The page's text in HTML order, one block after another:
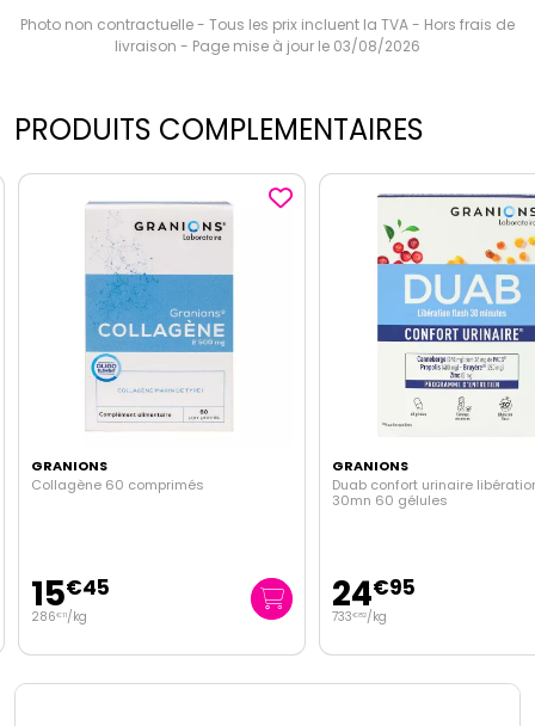
Photo non contractuelle - Tous les prix incluent la TVA - Hors frais de
livraison - Page mise à jour le 03/08/2026
PRODUITS COMPLEMENTAIRES
GRANIONS
Collagène 60 comprimés
15€45
286€ 11/kg
GRANIONS
Duab confort urinaire
30mn 60 gélules
24€95
733€82/kg